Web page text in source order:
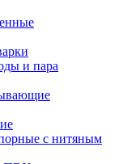
и пара
с нитяным